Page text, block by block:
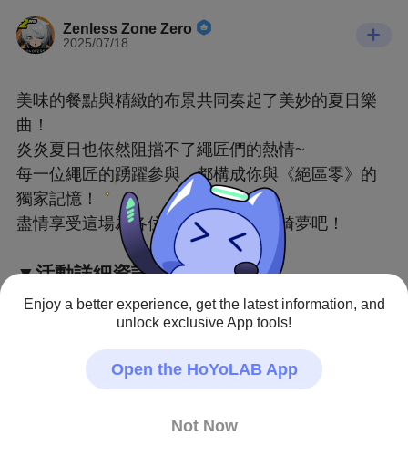
Zenless Zone Zero
2025/07/18
美味的餐點與精緻的布景共同奏起了美妙的夏日樂
曲！
炎炎夏日也依然阻擋不了繩匠們的熱情~
每一位繩匠的踴躍參與，都構成你與《絕區零》的
獨家記憶！
盡情享受這場為各位繩匠準備的夏日綺夢吧！
▼活動詳細資訊回顧：
https://www.hoyolab.com/article/39956777
Enjoy a better experience, get the latest information, and
unlock exclusive App tools!
Open the HoYoLAB App
Not Now